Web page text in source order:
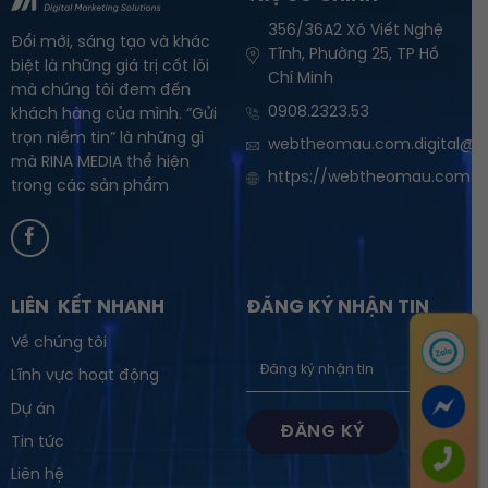
Đổi mới, sáng tạo và khác
biệt là những giá trị cốt lõi
mà chúng tôi đem đến
khách hàng của mình. “Gửi
trọn niềm tin” là những gì
mà RINA MEDIA thể hiện
trong các sản phẩm
356/36A2 Xô Viết Nghệ
Tĩnh, Phường 25, TP Hồ
Chí Minh
0908.2323.53
https://webtheomau.com
LIÊN KẾT NHANH
Về chúng tôi
Lĩnh vực hoạt động
Dự án
Tin tức
Liên hệ
ĐĂNG KÝ NHẬN TIN